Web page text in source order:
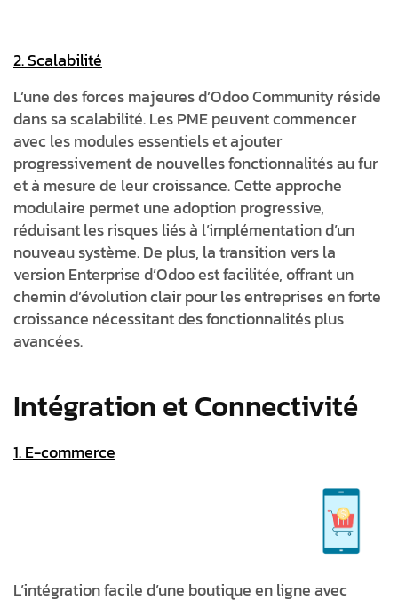
2. Scalabilité
L’une des forces majeures d’Odoo Community réside
dans sa scalabilité. Les PME peuvent commencer
avec les modules essentiels et ajouter
progressivement de nouvelles fonctionnalités au fur
et à mesure de leur croissance. Cette approche
modulaire permet une adoption progressive,
réduisant les risques liés à l’implémentation d’un
nouveau système. De plus, la transition vers la
version Enterprise d’Odoo est facilitée, offrant un
chemin d’évolution clair pour les entreprises en forte
croissance nécessitant des fonctionnalités plus
avancées.
Intégration et Connectivité
1. E-commerce
L’intégration facile d’une boutique en ligne avec